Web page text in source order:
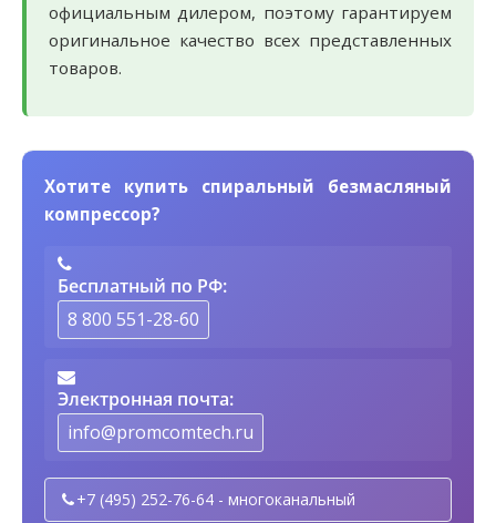
официальным дилером, поэтому гарантируем
оригинальное качество всех представленных
товаров.
Хотите купить спиральный безмасляный
компрессор?
Бесплатный по РФ:
8 800 551-28-60
Электронная почта:
info@promcomtech.ru
+7 (495) 252-76-64 - многоканальный